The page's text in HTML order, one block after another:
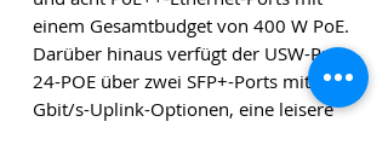
einem Gesamtbudget von 400 W PoE.
Darüber hinaus verfügt der USW-Pro-
24-POE über zwei SFP+-Ports mit 10-
Gbit/s-Uplink-Optionen, eine leisere